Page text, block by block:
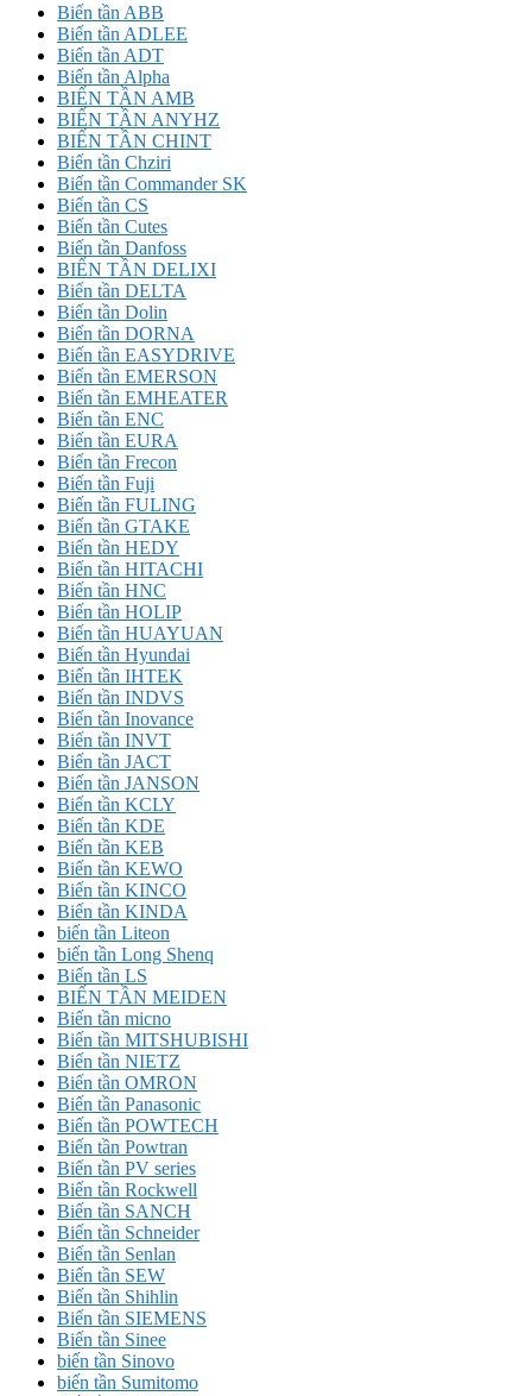
Biến tần ABB
Biến tần ADLEE
Biến tần ADT
Biến tần Alpha
BIẾN TẦN AMB
BIẾN TẦN ANYHZ
BIẾN TẦN CHINT
Biến tần Chziri
Biến tần Commander SK
Biến tần CS
Biến tần Cutes
Biến tần Danfoss
BIẾN TẦN DELIXI
Biến tần DELTA
Biến tần Dolin
Biến tần DORNA
Biến tần EASYDRIVE
Biến tần EMERSON
Biến tần EMHEATER
Biến tần ENC
Biến tần EURA
Biến tần Frecon
Biến tần Fuji
Biến tần FULING
Biến tần GTAKE
Biến tần HEDY
Biến tần HITACHI
Biến tần HNC
Biến tần HOLIP
Biến tần HUAYUAN
Biến tần Hyundai
Biến tần IHTEK
Biến tần INDVS
Biến tần Inovance
Biến tần INVT
Biến tần JACT
Biến tần JANSON
Biến tần KCLY
Biến tần KDE
Biến tần KEB
Biến tần KEWO
Biến tần KINCO
Biến tần KINDA
biến tần Liteon
biến tần Long Shenq
Biến tần LS
BIẾN TẦN MEIDEN
Biến tần micno
Biến tần MITSHUBISHI
Biến tần NIETZ
Biến tần OMRON
Biến tần Panasonic
Biến tần POWTECH
Biến tần Powtran
Biến tần PV series
Biến tần Rockwell
Biến tần SANCH
Biến tần Schneider
Biến tần Senlan
Biến tần SEW
Biến tần Shihlin
Biến tần SIEMENS
Biến tần Sinee
biến tần Sinovo
biến tần Sumitomo